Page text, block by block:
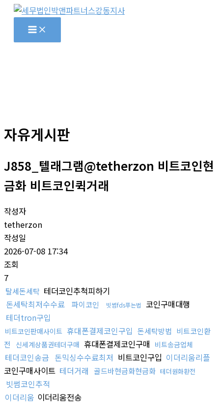
자유게시판
J858_텔래그램@tetherzon 비트코인현
금화 비트코인퀵거래
작성자
tetherzon
작성일
2026-07-08 17:34
조회
7
탈세돈세탁 테더코인추척피하기
돈세탁최저수수료
파이코인 빗썸fds푸는법
코인구매대행
테더tron구입
비트코인판매사이트 휴대폰결제코인구입 돈세탁방법 비트코인환
전
신세계상품권테더구매 휴대폰결제코인구매 비트송금업체
테더코인송금 돈믹싱수수료최저 비트코인구입 이더리움리플
코인구매사이트 테더거래 골드바현금화현금화 테더원화환전
빗썸코인추적
이더리움 이더리움전송